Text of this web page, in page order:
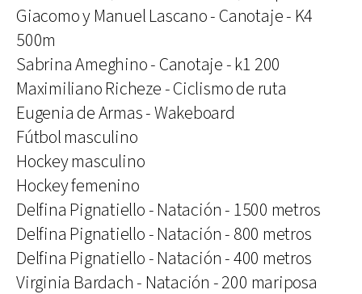
Giacomo y Manuel Lascano - Canotaje - K4
500m
Sabrina Ameghino - Canotaje - k1 200
Maximiliano Richeze - Ciclismo de ruta
Eugenia de Armas - Wakeboard
Fútbol masculino
Hockey masculino
Hockey femenino
Delfina Pignatiello - Natación - 1500 metros
Delfina Pignatiello - Natación - 800 metros
Delfina Pignatiello - Natación - 400 metros
Virginia Bardach - Natación - 200 mariposa